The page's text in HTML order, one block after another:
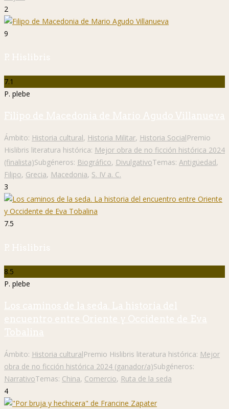
2
9
P. Hislibris
7.1
P. plebe
Filipo de Macedonia de Mario Agudo Villanueva
Ámbito: Historia cultural, Historia Militar, Historia SocialPremio
Hislibris literatura histórica: Mejor obra de no ficción histórica 2024
(finalista)Subgéneros: Biográfico, DivulgativoTemas: Antigüedad,
Filipo, Grecia, Macedonia, S. IV a. C.
3
7.5
P. Hislibris
8.5
P. plebe
Los caminos de la seda. La historia del
encuentro entre Oriente y Occidente de Eva
Tobalina
Ámbito: Historia culturalPremio Hislibris literatura histórica: Mejor
obra de no ficción histórica 2024 (ganador/a)Subgéneros:
NarrativoTemas: China, Comercio, Ruta de la seda
4